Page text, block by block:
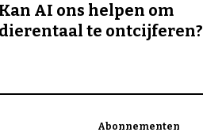
Kan AI ons helpen om
dierentaal te ontcijferen?
Abonnementen